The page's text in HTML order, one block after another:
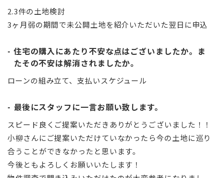
2.3件の土地検討
3ヶ月弱の期間で未公開土地を紹介いただいた翌日に申込
住宅の購入にあたり不安な点はございましたか。ま
たその不安は解消されましたか。
ローンの組み立て、支払いスケジュール
最後にスタッフに一言お願い致します。
スピード良くご提案いただきありがとうございました！！
小柳さんにご提案いただけていなかったら今の土地に巡り
合うことができなかったと思います。
今後ともよろしくお願いいたします！